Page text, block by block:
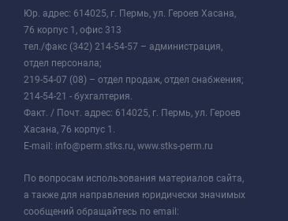
Юр. адрес: 614025, г. Пермь, ул. Героев Хасана,
76 корпус 1, офис 313
тел./факс (342) 214-54-57 – администрация,
отдел персонала;
219-54-07 (08) – отдел продаж, отдел снабжения;
214-54-21 - бухгалтерия.
Факт. / Почт. адрес: 614025, г. Пермь, ул. Героев
Хасана, 76 корпус 1.
E-mail: info@perm.stks.ru, www.stks-perm.ru
По вопросам использования материалов сайта,
а также для направления юридически значимых
сообщений обращайтесь по email: